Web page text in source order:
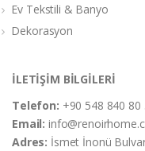
Ev Tekstili & Banyo
Dekorasyon
İLETİŞİM BİLGİLERİ
Telefon: +90 548 840 80
Email:
Adres: İsmet İnonü